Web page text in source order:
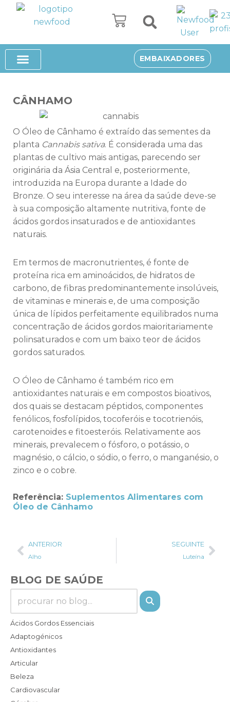
Avançar
conteúdo
EMBAIXADORES
BLOG DE SAÚDE
Ácidos Gordos Essenciais
Adaptogénicos
Antioxidantes
Articular
Beleza
Cardiovascular
CÂNHAMO
O Óleo de Cânhamo é extraído das sementes da
planta Cannabis sativa. É considerada uma das
plantas de cultivo mais antigas, parecendo ser
originária da Ásia Central e, posteriormente,
introduzida na Europa durante a Idade do
Bronze. O seu interesse na área da saúde deve-se
à sua composição altamente nutritiva, fonte de
ácidos gordos insaturados e de antioxidantes
naturais.
Em termos de macronutrientes, é fonte de
proteína rica em aminoácidos, de hidratos de
carbono, de fibras predominantemente insolúveis,
de vitaminas e minerais e, de uma composição
única de lípidos perfeitamente equilibrados numa
concentração de ácidos gordos maioritariamente
polinsaturados e com um baixo teor de ácidos
gordos saturados.
O Óleo de Cânhamo é também rico em
antioxidantes naturais e em compostos bioativos,
dos quais se destacam péptidos, componentes
fenólicos, fosfolípidos, tocoferóis e tocotrienóis,
carotenoides e fitoesteróis. Relativamente aos
minerais, prevalecem o fósforo, o potássio, o
magnésio, o cálcio, o sódio, o ferro, o manganésio, o
zinco e o cobre.
Referência: Suplementos Alimentares com
Óleo de Cânhamo
ANTERIOR
Alho
SEGUINTE
Luteína